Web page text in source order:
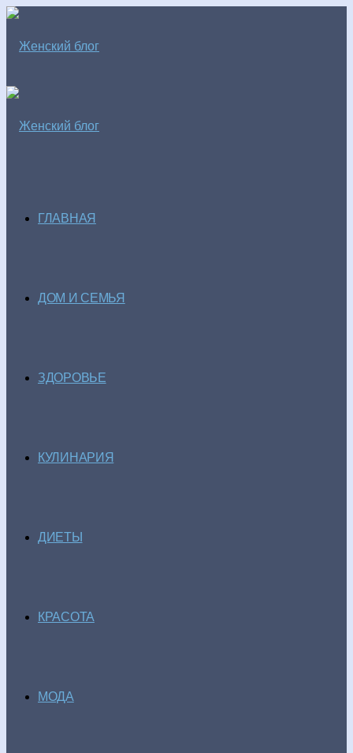
ГЛАВНАЯ
ДОМ И СЕМЬЯ
ЗДОРОВЬЕ
КУЛИНАРИЯ
ДИЕТЫ
КРАСОТА
МОДА